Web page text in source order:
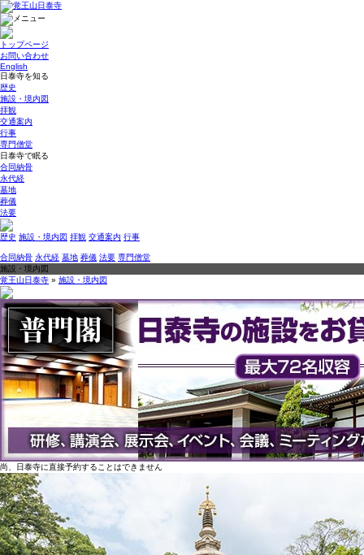
トップページ
お問い合わせ
English
日泰寺を知る
歴史
施設・境内図
拝観
交通案内
行事
専門僧堂
日泰寺で眠る
合同納骨
永代経
墓地
葬儀
法要
歴史 施設・境内図 拝観 交通案内 行事
合同納骨 永代経 墓地 葬儀 法要 専門僧堂
施設・境内図
覚王山日泰寺 » 施設・境内図
尚、日泰寺に直接予約することはできません